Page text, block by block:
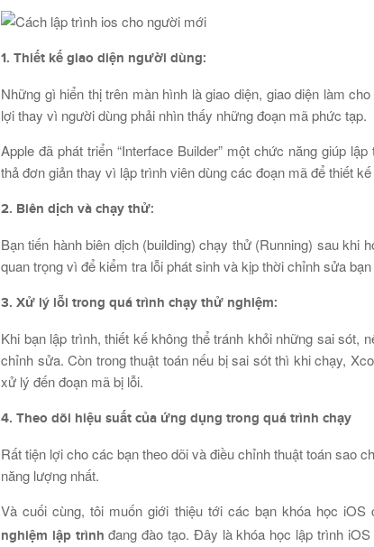
1. Thiết kế giao diện người dùng:
Những gì hiển thị trên màn hình là giao diện, giao diện làm
lợi thay vì người dùng phải nhìn thấy những đoạn mã phức tạp.
Apple đã phát triển “Interface Builder” một chức năng giúp
thả đơn giản thay vì lập trình viên dùng các đoạn mã để thiết
2. Biên dịch và chạy thử:
Bạn tiến hành biên dịch (building) chạy thử (Running) sau
quan trọng vì để kiểm tra lỗi phát sinh và kịp thời chỉnh sửa
3. Xử lý lỗi trong quá trình chạy thử nghiệm:
Khi bạn lập trình, thiết kế không thể tránh khỏi những sai sót,
chỉnh sửa. Còn trong thuật toán nếu bị sai sót thì khi chạy,
xử lý đến đoạn mã bị lỗi.
4. Theo dõi hiệu suất của ứng dụng trong quá trình chạy
Rất tiện lợi cho các bạn theo dõi và điều chỉnh thuật toán sao
năng lượng nhất.
Và cuối cùng, tôi muốn giới thiệu tới các bạn khóa học
nghiệm lập trình đang đào tạo. Đây là khóa học lập trình